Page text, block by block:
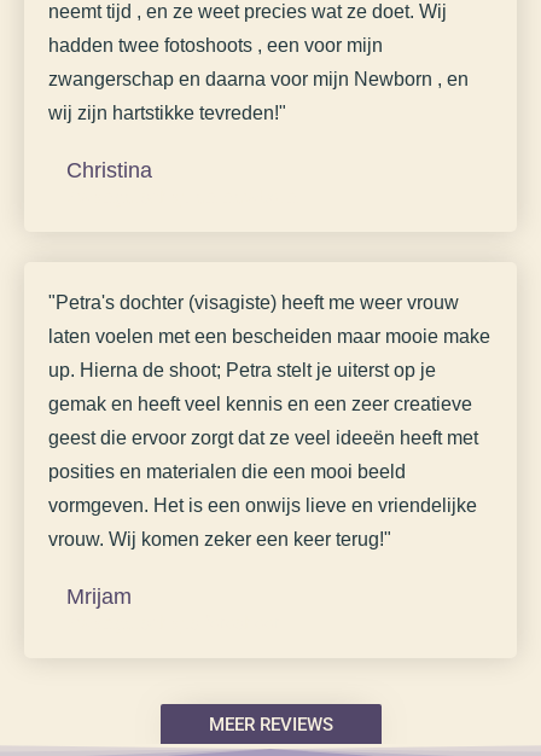
neemt tijd , en ze weet precies wat ze doet. Wij
hadden twee fotoshoots , een voor mijn
zwangerschap en daarna voor mijn Newborn , en
wij zijn hartstikke tevreden!"
Christina
"Petra's dochter (visagiste) heeft me weer vrouw
laten voelen met een bescheiden maar mooie make
up. Hierna de shoot; Petra stelt je uiterst op je
gemak en heeft veel kennis en een zeer creatieve
geest die ervoor zorgt dat ze veel ideeën heeft met
posities en materialen die een mooi beeld
vormgeven. Het is een onwijs lieve en vriendelijke
vrouw. Wij komen zeker een keer terug!"
Mrijam
MEER REVIEWS